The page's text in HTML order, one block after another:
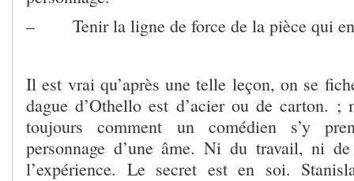
– Tenir la ligne de force de la pièce qui en
Il est vrai qu’après une telle leçon, on se
dague d’Othello est d’acier ou de carton. ;
toujours comment un comédien s’y
personnage d’une âme. Ni du travail, ni
l’expérience. Le secret est en soi.